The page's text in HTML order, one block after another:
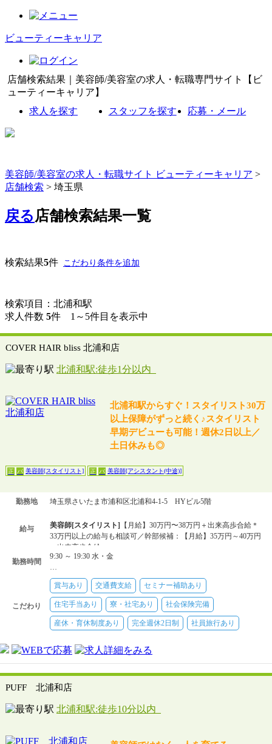
ビューティーキャリア
店舗検索結果｜美容師/美容室の求人・転職専門サイト【ビ
ューティーキャリア】
求人を探す
スタッフを探す 応募・メール
美容師/美容室の求人・転職サイト ビューティーキャリア >
店舗検索 > 埼玉県
戻る店舗検索結果一覧
検索結果5件 こだわり条件を追加
検索項目：北浦和駅
求人件数 5件 1～5件目を表示中
COVER HAIR bliss 北浦和店
北浦和駅:徒歩1分以内
北浦和駅からすぐ！スタイリスト30万
以上保障がずっと続く♪スタイリスト
早期デビューも可能！週休2日以上／
土日休みも◎
正 パ 美容師[スタイリスト] 正 パ 美容師[アシスタント(中途)]
勤務地 埼玉県さいたま市浦和区北浦和4-1-5 HYビル5階
給与 美容師[スタイリスト]
【月給】30万円〜38万円＋出来高歩合給＊
33万円以上の給与も相談可／幹部候補：【月給】35万円～40万円
＋出来高歩合給
美容師[スタイリスト]
美容師[アシスタント(中途)]
出来高歩合給
美容師[アシスタント(中途)] 【時給】1030円～1200円＋歩合給
勤務時間
9:30 ～ 19:30 水・金
…
こだわり
賞与あり 交通費支給 セミナー補助あり
住宅手当あり 寮・社宅あり 社会保険完備
産休・育休制度あり 完全週休2日制 社員旅行あり
PUFF 北浦和店
北浦和駅:徒歩10分以内